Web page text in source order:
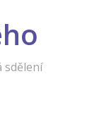
sdělení